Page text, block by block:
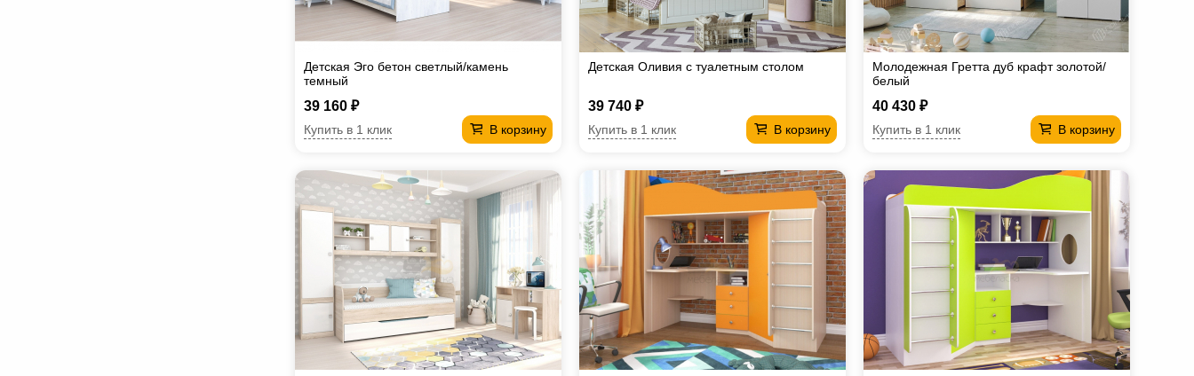
Детская Эго бетон светлый/камень
темный
39 160 ₽
В корзину
Купить в 1 клик
Детская Оливия с туалетным столом
39 740 ₽
В корзину
Купить в 1 клик
Молодежная Гретта дуб крафт золотой/
белый
40 430 ₽
В корзину
Купить в 1 клик